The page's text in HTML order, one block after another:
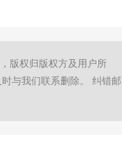
版权归版权方及用户所
与我们联系删除。 纠错邮